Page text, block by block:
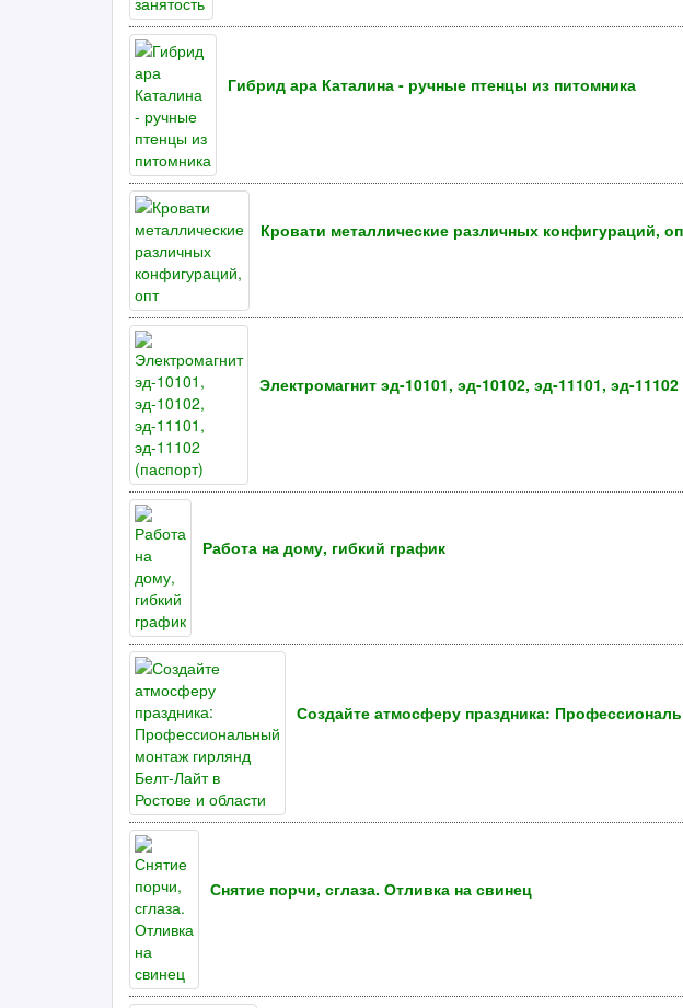
Гибрид ара Каталина - ручные птенцы из питомника
Кровати металлические различных конфигураций,
Электромагнит эд-10101, эд-10102, эд-11101, эд-11102
Работа на дому, гибкий график
Создайте атмосферу праздника:
Снятие порчи, сглаза. Отливка на свинец